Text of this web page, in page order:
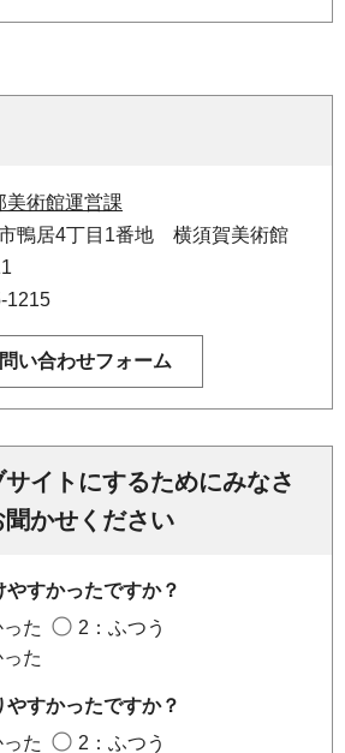
美術館運営課
鴨居4丁目1番地 横須賀美術館
1215
イトにするためにみなさ
聞かせください
すかったですか？
た
2：ふつう
た
すかったですか？
た
2：ふつう